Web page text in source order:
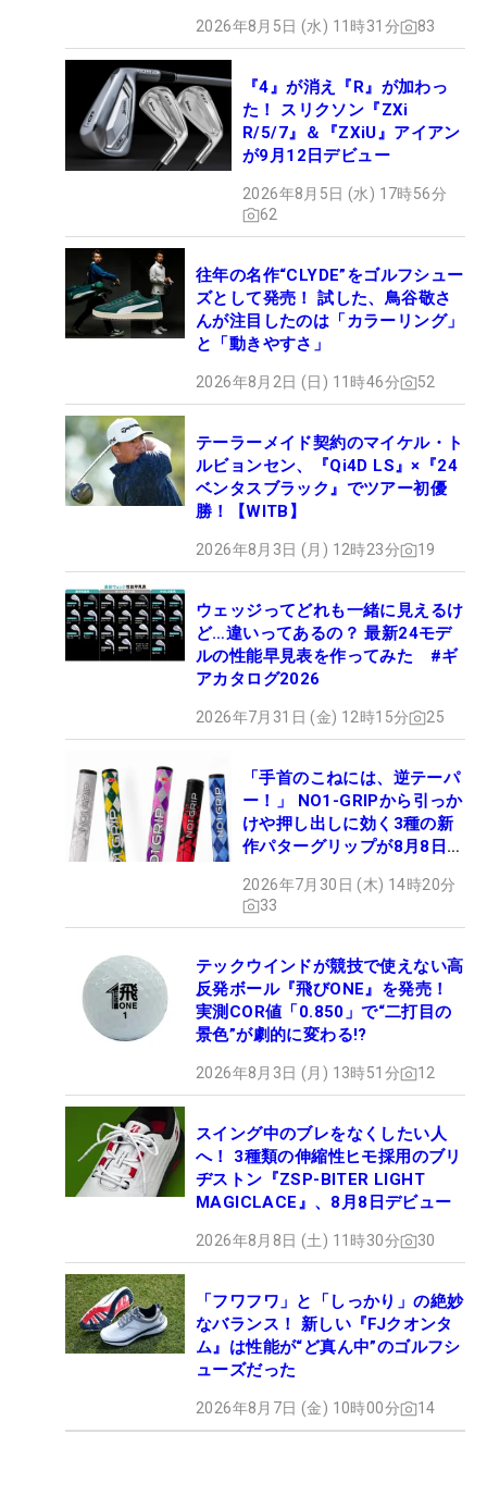
2026年8月5日 (水) 11時31分 83
『4』が消え『R』が加わっ
た！ スリクソン『ZXi
R/5/7』＆『ZXiU』アイアン
が9月12日デビュー
2026年8月5日 (水) 17時56分
62
往年の名作“CLYDE”をゴルフシュー
ズとして発売！ 試した、鳥谷敬さ
んが注目したのは「カラーリング」
と「動きやすさ」
2026年8月2日 (日) 11時46分 52
テーラーメイド契約のマイケル・ト
ルビョンセン、『Qi4D LS』×『24
ベンタスブラック』でツアー初優
勝！【WITB】
2026年8月3日 (月) 12時23分 19
ウェッジってどれも一緒に見えるけ
ど…違いってあるの？ 最新24モデ
ルの性能早見表を作ってみた #ギ
アカタログ2026
2026年7月31日 (金) 12時15分 25
「手首のこねには、逆テーパ
ー！」 NO1-GRIPから引っか
けや押し出しに効く3種の新
作パターグリップが8月8日デ
2026年7月30日 (木) 14時20分
33
テックウインドが競技で使えない高
反発ボール『飛びONE』を発売！
実測COR値「0.850」で“二打目の
景色”が劇的に変わる!?
2026年8月3日 (月) 13時51分 12
スイング中のブレをなくしたい人
へ！ 3種類の伸縮性ヒモ採用のブリ
ヂストン『ZSP-BITER LIGHT
MAGICLACE』、8月8日デビュー
2026年8月8日 (土) 11時30分 30
「フワフワ」と「しっかり」の絶妙
なバランス！ 新しい『FJクオンタ
ム』は性能が“ど真ん中”のゴルフシ
ューズだった
2026年8月7日 (金) 10時00分 14